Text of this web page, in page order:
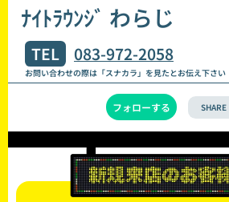
ﾅｲﾄﾗｳﾝｼﾞ わらじ
TEL 083-972-2058
お問い合わせの際は「スナカラ」を見たとお伝え下さい
フォローする SHARE